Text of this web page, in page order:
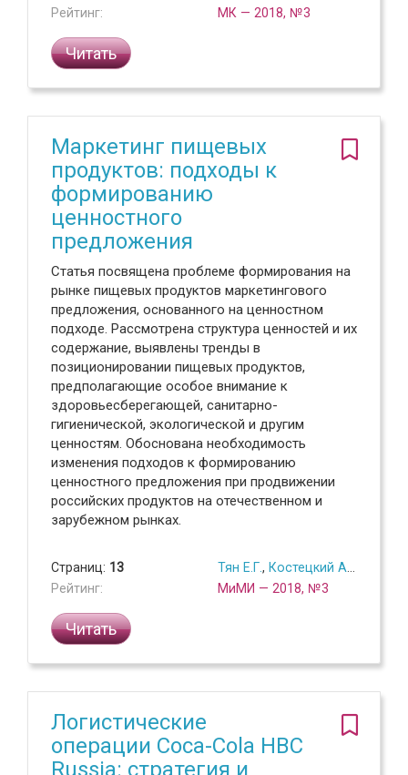
Рейтинг:
МК — 2018, №3
Читать
Маркетинг пищевых
продуктов: подходы к
формированию
ценностного
предложения
Статья посвящена проблеме формирования на
рынке пищевых продуктов маркетингового
предложения, основанного на ценностном
подходе. Рассмотрена структура ценностей и их
содержание, выявлены тренды в
позиционировании пищевых продуктов,
предполагающие особое внимание к
здоровьесберегающей, санитарно-
гигиенической, экологической и другим
ценностям. Обоснована необходимость
изменения подходов к формированию
ценностного предложения при продвижении
российских продуктов на отечественном и
зарубежном рынках.
Страниц: 13
Рейтинг:
Тян Е.Г., Костецкий А.Н.
МиМИ — 2018, №3
Читать
Логистические
операции Coca-Cola HBC
Russia: стратегия и